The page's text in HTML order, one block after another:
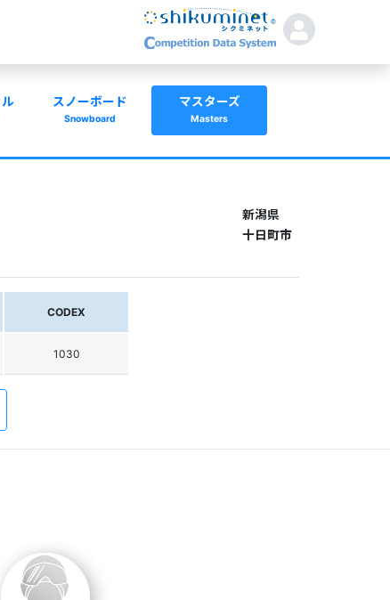
スノーボード
Snowboard
マスターズ
Masters
新潟県
十日町市
CODEX
1030